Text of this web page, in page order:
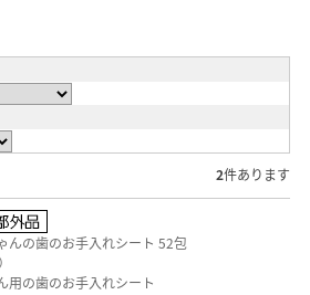
2件あります
んの歯のお手入れシート 52包
用の歯のお手入れシート